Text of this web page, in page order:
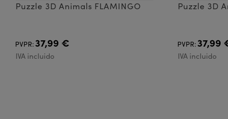
Puzzle 3D Animals FLAMINGO
PVPR:37,99 €
IVA incluido
Puzzle 3D
PVPR:37,99
IVA incluido